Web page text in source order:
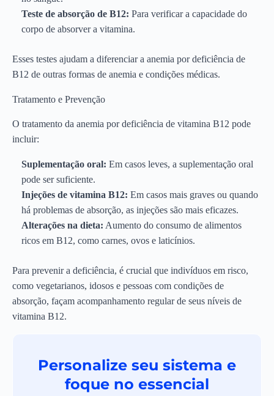
Teste de absorção de B12: Para verificar a capacidade do
corpo de absorver a vitamina.
Esses testes ajudam a diferenciar a anemia por deficiência de
B12 de outras formas de anemia e condições médicas.
Tratamento e Prevenção
O tratamento da anemia por deficiência de vitamina B12 pode
incluir:
Suplementação oral: Em casos leves, a suplementação oral
pode ser suficiente.
Injeções de vitamina B12: Em casos mais graves ou quando
há problemas de absorção, as injeções são mais eficazes.
Alterações na dieta: Aumento do consumo de alimentos
ricos em B12, como carnes, ovos e laticínios.
Para prevenir a deficiência, é crucial que indivíduos em risco,
como vegetarianos, idosos e pessoas com condições de
absorção, façam acompanhamento regular de seus níveis de
vitamina B12.
Personalize seu sistema e
foque no essencial